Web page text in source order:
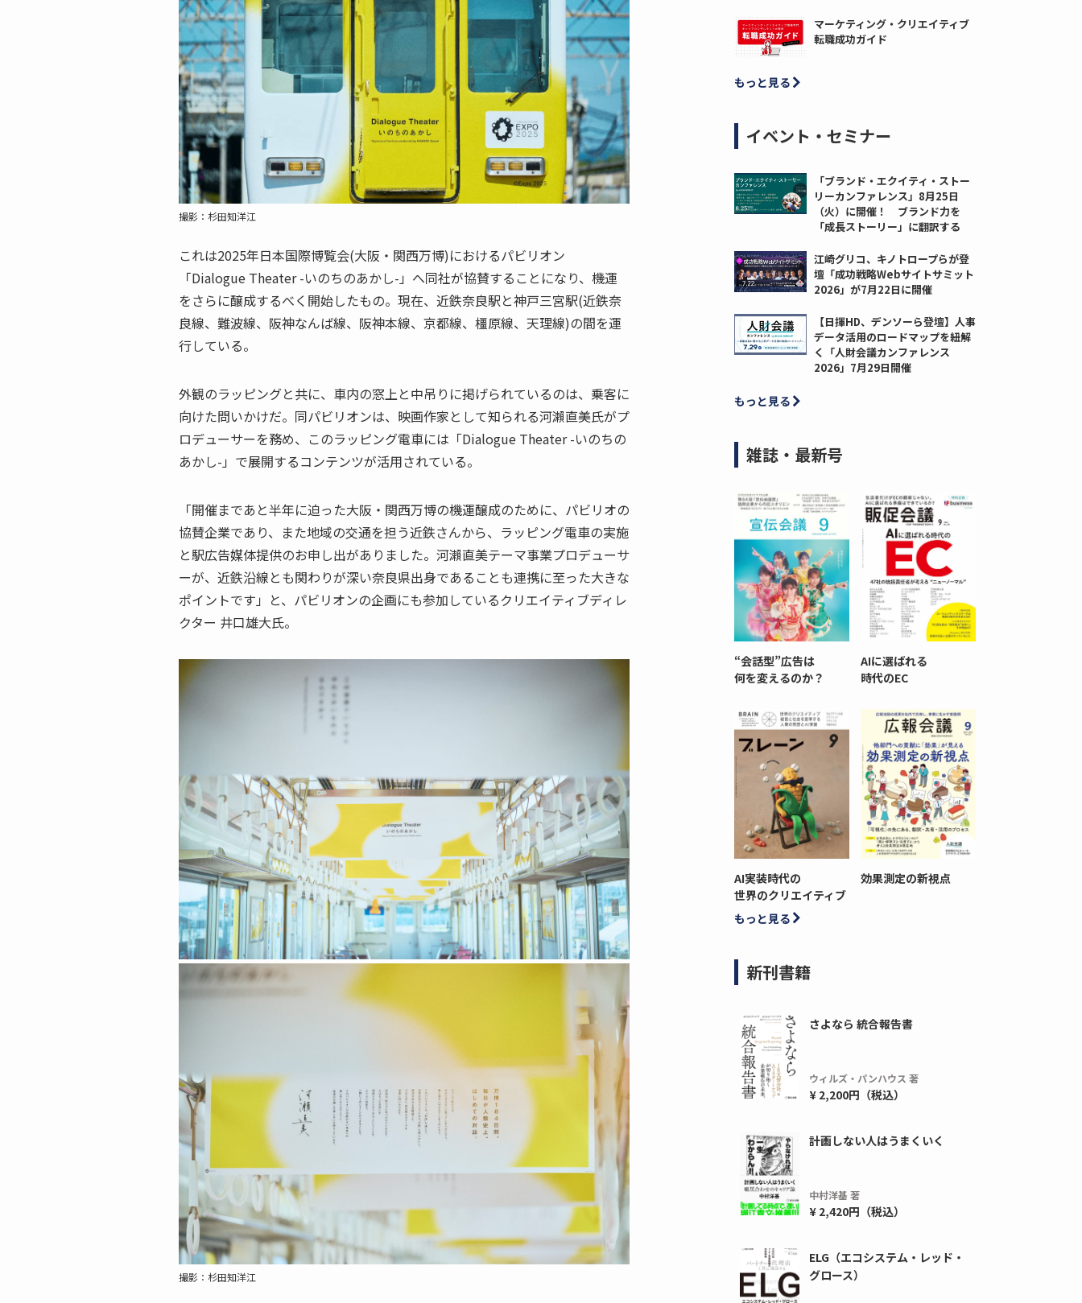
撮影：杉田知洋江
これは2025年日本国際博覧会(大阪・関西万博)におけるパビリオン
「Dialogue Theater -いのちのあかし-」へ同社が協賛することになり、機運
をさらに醸成するべく開始したもの。現在、近鉄奈良駅と神戸三宮駅(近鉄奈
良線、難波線、阪神なんば線、阪神本線、京都線、橿原線、天理線)の間を運
行している。
外観のラッピングと共に、車内の窓上と中吊りに掲げられているのは、乗客に
向けた問いかけだ。同パビリオンは、映画作家として知られる河瀨直美氏がプ
ロデューサーを務め、このラッピング電車には「Dialogue Theater -いのちの
あかし-」で展開するコンテンツが活用されている。
「開催まであと半年に迫った大阪・関西万博の機運醸成のために、パビリオの
協賛企業であり、また地域の交通を担う近鉄さんから、ラッピング電車の実施
と駅広告媒体提供のお申し出がありました。河瀨直美テーマ事業プロデューサ
ーが、近鉄沿線とも関わりが深い奈良県出身であることも連携に至った大きな
ポイントです」と、パビリオンの企画にも参加しているクリエイティブディレ
クター 井口雄大氏。
撮影：杉田知洋江
マーケティング・クリエイティブ
転職成功ガイド
もっと見る
イベント・セミナー
「ブランド・エクイティ・ストー
リーカンファレンス」8月25日
（火）に開催！ ブランド力を
「成長ストーリー」に翻訳する
江崎グリコ、キノトロープらが登
壇「成功戦略Webサイトサミット
2026」が7月22日に開催
【日揮HD、デンソーら登壇】人事
データ活用のロードマップを紐解
く「人財会議カンファレンス
2026」7月29日開催
もっと見る
雑誌・最新号
“会話型”広告は
何を変えるのか？
AIに選ばれる
時代のEC
AI実装時代の
世界のクリエイティブ
効果測定の新視点
もっと見る
新刊書籍
さよなら 統合報告書
ウィルズ・パンハウス 著
¥ 2,200円（税込）
計画しない人はうまくいく
中村洋基 著
¥ 2,420円（税込）
ELG（エコシステム・レッド・
グロース）